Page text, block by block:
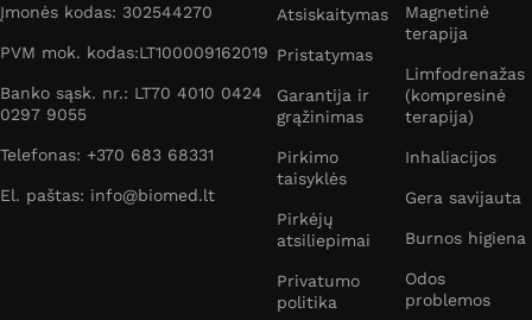
Įmonės kodas: 302544270
PVM mok. kodas:LT100009162019
Banko sąsk. nr.: LT70 4010 0424
0297 9055
Telefonas: +370 683 68331
El. paštas: info@biomed.lt
Atsiskaitymas
Pristatymas
Garantija ir
grąžinimas
Pirkimo
taisyklės
Pirkėjų
atsiliepimai
Privatumo
politika
Magnetinė
terapija
Limfodrenažas
(kompresinė
terapija)
Inhaliacijos
Gera savijauta
Burnos higiena
Odos
problemos